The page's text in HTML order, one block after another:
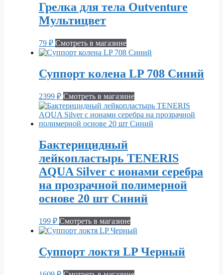
Грелка для тела Outventure
Мультицвет
79 ₽ Смотреть в магазине
Суппорт колена LP 708 Синий
2399 ₽ Смотреть в магазине
Бактерицидный
лейкопластырь TENERIS
AQUA Silver с ионами серебра
на прозрачной полимерной
основе 20 шт Синий
199 ₽ Смотреть в магазине
Суппорт локтя LP Черный